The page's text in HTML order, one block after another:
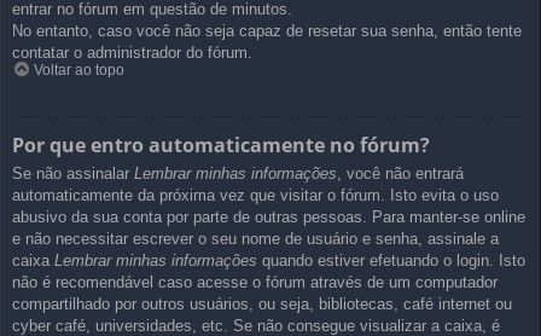
entrar no fórum em questão de minutos.
No entanto, caso você não seja capaz de resetar sua senha, então tente
contatar o administrador do fórum.
Voltar ao topo
Por que entro automaticamente no fórum?
Se não assinalar Lembrar minhas informações , você não entrará
automaticamente da próxima vez que visitar o fórum. Isto evita o uso
abusivo da sua conta por parte de outras pessoas. Para manter-se online
e não necessitar escrever o seu nome de usuário e senha, assinale a
caixa Lembrar minhas informações quando estiver efetuando o login. Isto
não é recomendável caso acesse o fórum através de um computador
compartilhado por outros usuários, ou seja, bibliotecas, café internet ou
cyber café, universidades, etc. Se não consegue visualizar a caixa, é